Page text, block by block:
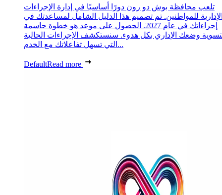
تلعب محافظة بوش دو رون دورًا أساسيًا في إدارة الإجراءات
للمواطنين. تم تصميم هذا الدليل الشامل لمساعدتك في
إجراءاتك في عام 2027. الحصول على موعد هو خطوة حاسمة
وضعك الإداري بكل هدوء. سنستكشف الإجراءات الحالية
التي تسهل تفاعلاتك مع الخدم...
DefaultRead more